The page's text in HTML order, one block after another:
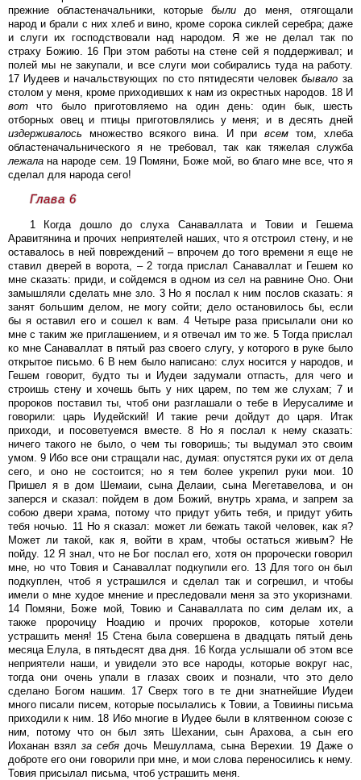
прежние областеначальники, которые были до меня, отягощали
народ и брали с них хлеб и вино, кроме сорока сиклей серебра; даже
и слуги их господствовали над народом. Я же не делал так по
страху Божию. 16 При этом работы на стене сей я поддерживал; и
полей мы не закупали, и все слуги мои собирались туда на работу.
17 Иудеев и начальствующих по сто пятидесяти человек бывало за
столом у меня, кроме приходивших к нам из окрестных народов. 18 И
вот что было приготовляемо на один день: один бык, шесть
отборных овец и птицы приготовлялись у меня; и в десять дней
издерживалось множество всякого вина. И при всем том, хлеба
областеначальнического я не требовал, так как тяжелая служба
лежала на народе сем. 19 Помяни, Боже мой, во благо мне все, что я
сделал для народа сего!
Глава 6
1 Когда дошло до слуха Санаваллата и Товии и Гешема
Аравитянина и прочих неприятелей наших, что я отстроил стену, и не
оставалось в ней повреждений – впрочем до того времени я еще не
ставил дверей в ворота, – 2 тогда прислал Санаваллат и Гешем ко
мне сказать: приди, и сойдемся в одном из сел на равнине Оно. Они
замышляли сделать мне зло. 3 Но я послал к ним послов сказать: я
занят большим делом, не могу сойти; дело остановилось бы, если
бы я оставил его и сошел к вам. 4 Четыре раза присылали они ко
мне с таким же приглашением, и я отвечал им то же. 5 Тогда прислал
ко мне Санаваллат в пятый раз своего слугу, у которого в руке было
открытое письмо. 6 В нем было написано: слух носится у народов, и
Гешем говорит, будто ты и Иудеи задумали отпасть, для чего и
строишь стену и хочешь быть у них царем, по тем же слухам; 7 и
пророков поставил ты, чтоб они разглашали о тебе в Иерусалиме и
говорили: царь Иудейский! И такие речи дойдут до царя. Итак
приходи, и посоветуемся вместе. 8 Но я послал к нему сказать:
ничего такого не было, о чем ты говоришь; ты выдумал это своим
умом. 9 Ибо все они стращали нас, думая: опустятся руки их от дела
сего, и оно не состоится; но я тем более укрепил руки мои. 10
Пришел я в дом Шемаии, сына Делаии, сына Мегетавелова, и он
заперся и сказал: пойдем в дом Божий, внутрь храма, и запрем за
собою двери храма, потому что придут убить тебя, и придут убить
тебя ночью. 11 Но я сказал: может ли бежать такой человек, как я?
Может ли такой, как я, войти в храм, чтобы остаться живым? Не
пойду. 12 Я знал, что не Бог послал его, хотя он пророчески говорил
мне, но что Товия и Санаваллат подкупили его. 13 Для того он был
подкуплен, чтоб я устрашился и сделал так и согрешил, и чтобы
имели о мне худое мнение и преследовали меня за это укоризнами.
14 Помяни, Боже мой, Товию и Санаваллата по сим делам их, а
также пророчицу Ноадию и прочих пророков, которые хотели
устрашить меня! 15 Стена была совершена в двадцать пятый день
месяца Елула, в пятьдесят два дня. 16 Когда услышали об этом все
неприятели наши, и увидели это все народы, которые вокруг нас,
тогда они очень упали в глазах своих и познали, что это дело
сделано Богом нашим. 17 Сверх того в те дни знатнейшие Иудеи
много писали писем, которые посылались к Товии, а Товиины письма
приходили к ним. 18 Ибо многие в Иудее были в клятвенном союзе с
ним, потому что он был зять Шехании, сын Арахова, а сын его
Иоханан взял за себя дочь Мешуллама, сына Верехии. 19 Даже о
доброте его они говорили при мне, и мои слова переносились к нему.
Товия присылал письма, чтоб устрашить меня.